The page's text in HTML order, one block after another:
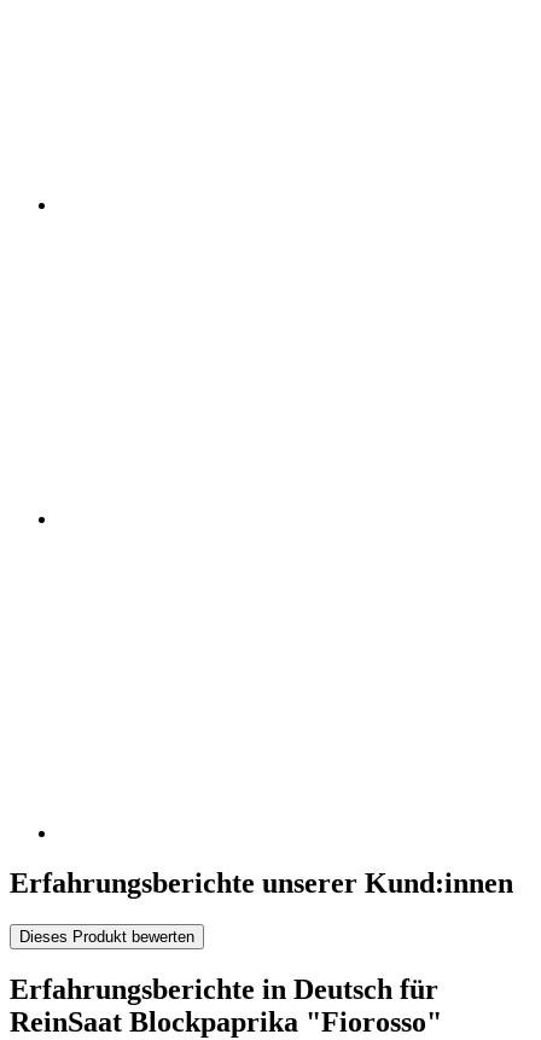
Erfahrungsberichte unserer Kund:innen
Dieses Produkt bewerten
Erfahrungsberichte in Deutsch für
ReinSaat Blockpaprika "Fiorosso"